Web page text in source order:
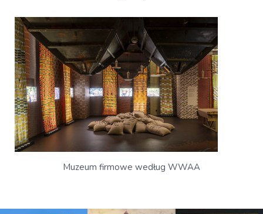
Muzeum firmowe według WWAA